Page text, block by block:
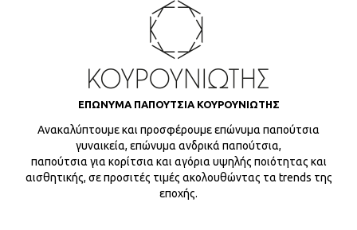
ΕΠΩΝΥΜΑ ΠΑΠΟΥΤΣΙΑ ΚΟΥΡΟΥΝΙΩΤΗΣ
Ανακαλύπτουμε και προσφέρουμε επώνυμα παπούτσια
γυναικεία, επώνυμα ανδρικά παπούτσια,
παπούτσια για κορίτσια και αγόρια υψηλής ποιότητας και
αισθητικής, σε προσιτές τιμές ακολουθώντας τα trends της
εποχής.